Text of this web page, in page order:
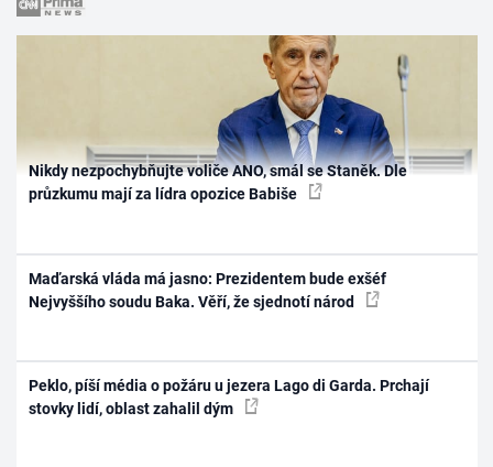
Nikdy nezpochybňujte voliče ANO, smál se Staněk. Dle
průzkumu mají za lídra opozice Babiše
Maďarská vláda má jasno: Prezidentem bude exšéf
Nejvyššího soudu Baka. Věří, že sjednotí národ
Peklo, píší média o požáru u jezera Lago di Garda. Prchají
stovky lidí, oblast zahalil dým